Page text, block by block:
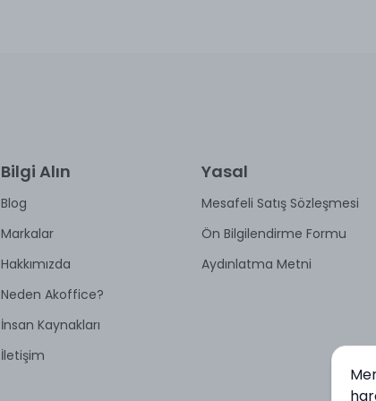
Bilgi Alın
Blog
Markalar
Hakkımızda
Neden Akoffice?
İnsan Kaynakları
İletişim
Yasal
Mesafeli Satış Sözleşmesi
Ön Bilgilendirme Formu
Aydınlatma Metni